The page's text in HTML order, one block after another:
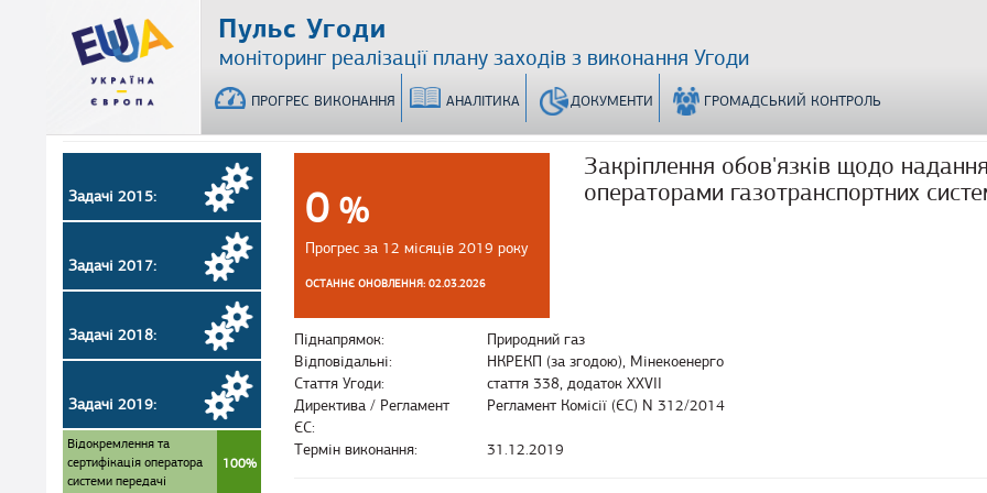
Пульс Угоди
моніторинг реалізації плану заходів з виконання Угоди
ПРОГРЕС ВИКОНАННЯ АНАЛІТИКА ДОКУМЕНТИ ГРОМАДСЬКИЙ КОНТРОЛЬ
0 %
Прогрес за 12 місяців 2019 року
ОСТАННЄ ОНОВЛЕННЯ: 02.03.2026
Закріплення обов'язків щодо
операторами газотранспортних
Піднапрямок:
Природний газ
Відповідальні:
НКРЕКП (за згодою), Мінекоенерго
Стаття Угоди:
стаття 338, додаток XXVII
Директива / Регламент
ЄС:
Регламент Комісії (ЄС) N 312/2014
Термін виконання: 31.12.2019
Задачі 2015:
Задачі 2017:
Задачі 2018:
Задачі 2019:
Відокремлення та
сертифікація оператора
системи передачі
100%